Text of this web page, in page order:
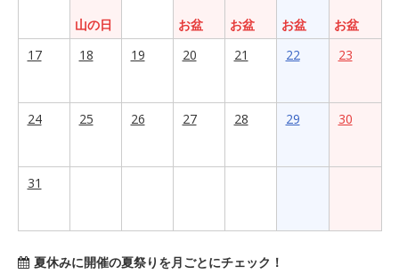
山の日
お盆
お盆
お盆
お盆
17
18 19 20 21 22 23
24 25 26 27 28 29 30
31
夏休みに開催の夏祭りを月ごとにチェック！